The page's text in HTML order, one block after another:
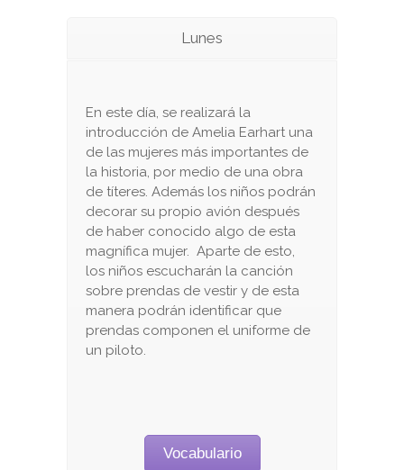
Lunes
En este día, se realizará la
introducción de Amelia Earhart una
de las mujeres más importantes de
la historia, por medio de una obra
de títeres. Además los niños podrán
decorar su propio avión después
de haber conocido algo de esta
magnífica mujer. Aparte de esto,
los niños escucharán la canción
sobre prendas de vestir y de esta
manera podrán identificar que
prendas componen el uniforme de
un piloto.
Vocabulario